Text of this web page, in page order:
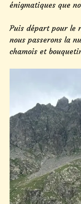
énigmatiques que
Puis départ pour le
nous passerons la
chamois et